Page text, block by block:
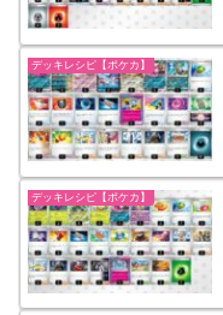
デッキレシピ【ポケカ】
デッキレシピ【ポケカ】